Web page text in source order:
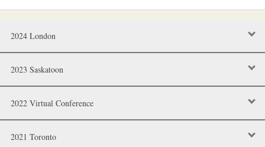
2024 London
2023 Saskatoon
2022 Virtual Conference
2021 Toronto